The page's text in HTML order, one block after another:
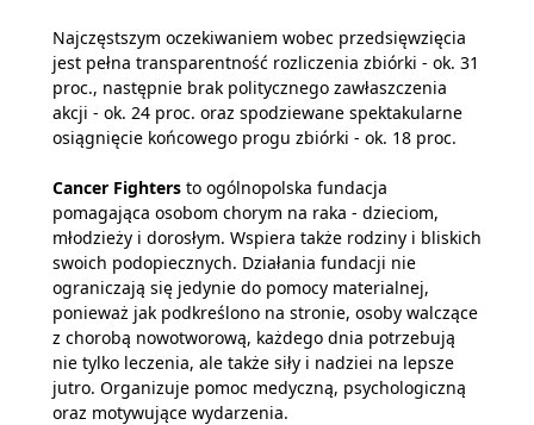
Najczęstszym oczekiwaniem wobec przedsięwzięcia
jest pełna transparentność rozliczenia zbiórki - ok. 31
proc., następnie brak politycznego zawłaszczenia
akcji - ok. 24 proc. oraz spodziewane spektakularne
osiągnięcie końcowego progu zbiórki - ok. 18 proc.
Cancer Fighters to ogólnopolska fundacja
pomagająca osobom chorym na raka - dzieciom,
młodzieży i dorosłym. Wspiera także rodziny i bliskich
swoich podopiecznych. Działania fundacji nie
ograniczają się jedynie do pomocy materialnej,
ponieważ jak podkreślono na stronie, osoby walczące
z chorobą nowotworową, każdego dnia potrzebują
nie tylko leczenia, ale także siły i nadziei na lepsze
jutro. Organizuje pomoc medyczną, psychologiczną
oraz motywujące wydarzenia.